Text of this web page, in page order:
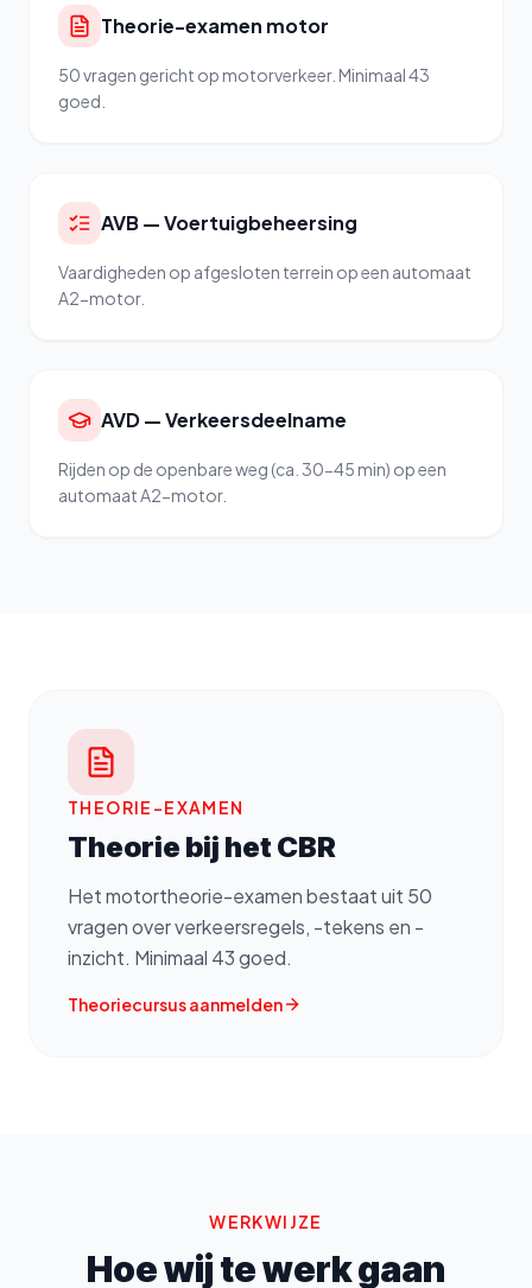
Theorie-examen motor
50 vragen gericht op motorverkeer. Minimaal 43
goed.
AVB — Voertuigbeheersing
Vaardigheden op afgesloten terrein op een automaat
A2-motor.
AVD — Verkeersdeelname
Rijden op de openbare weg (ca. 30-45 min) op een
automaat A2-motor.
THEORIE-EXAMEN
Theorie bij het CBR
Het motortheorie-examen bestaat uit 50
vragen over verkeersregels, -tekens en -
inzicht. Minimaal 43 goed.
Theoriecursus aanmelden
WERKWIJZE
Hoe wij te werk gaan